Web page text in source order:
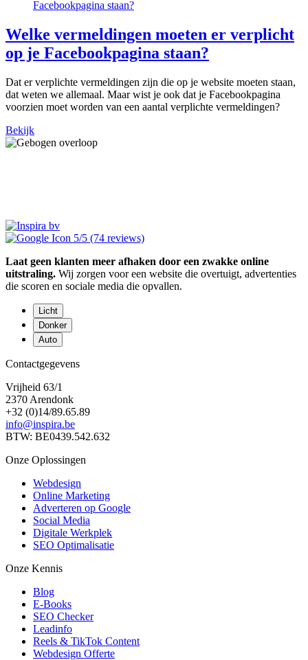
Welke vermeldingen moeten er verplicht
op je Facebookpagina staan?
Dat er verplichte vermeldingen zijn die op je website moeten staan,
dat weten we allemaal. Maar wist je ook dat je Facebookpagina
voorzien moet worden van een aantal verplichte vermeldingen?
Bekijk
5/5 (74 reviews)
Laat geen klanten meer afhaken door een zwakke online
uitstraling. Wij zorgen voor een website die overtuigt, advertenties
die scoren en sociale media die opvallen.
Licht
Donker
Auto
Contactgegevens
Vrijheid 63/1
2370 Arendonk
+32 (0)14/89.65.89
info@inspira.be
BTW: BE0439.542.632
Onze Oplossingen
Webdesign
Online Marketing
Adverteren op Google
Social Media
Digitale Werkplek
SEO Optimalisatie
Onze Kennis
Blog
E-Books
SEO Checker
Leadinfo
Reels & TikTok Content
Webdesign Offerte